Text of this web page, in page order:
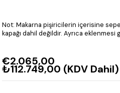
Not: Makarna pişiricilerin içerisine
kapağı dahil değildir. Ayrıca
€2.065,00
₺112.749,00 (KDV Dahil)